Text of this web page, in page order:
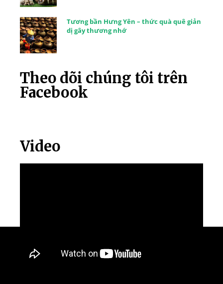
Tương bần Hưng Yên – thức quà quê giản
dị gây thương nhớ
Theo dõi chúng tôi trên
Facebook
Video